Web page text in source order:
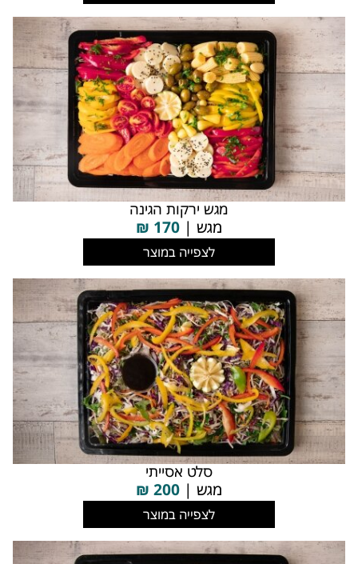
מגש ירקות הגינה
מגש | 170
₪
לצפייה במוצר
סלט אסייתי
מגש | 200
₪
לצפייה במוצר